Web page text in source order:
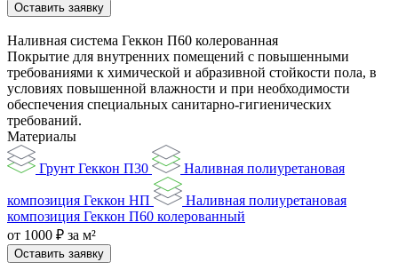
Оставить заявку
Наливная система Геккон П60 колерованная
Покрытие для внутренних помещений с повышенными
требованиями к химической и абразивной стойкости пола, в
условиях повышенной влажности и при необходимости
обеспечения специальных санитарно-гигиенических
требований.
Материалы
Грунт Геккон П30 Наливная полиуретановая
композиция Геккон НП
Наливная полиуретановая
композиция Геккон П60 колерованный
от 1000 ₽ за м²
Оставить заявку